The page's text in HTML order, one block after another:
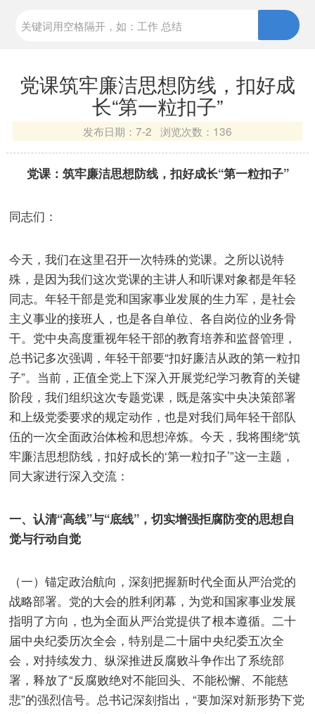
党课筑牢廉洁思想防线，扣好成
长“第一粒扣子”
发布日期： 7-2 浏览次数： 136
党课：筑牢廉洁思想防线，扣好成长“第一粒扣子”
同志们：
今天，我们在这里召开一次特殊的党课。之所以说特
殊，是因为我们这次党课的主讲人和听课对象都是年轻
同志。年轻干部是党和国家事业发展的生力军，是社会
主义事业的接班人，也是各自单位、各自岗位的业务骨
干。党中央高度重视年轻干部的教育培养和监督管理，
总书记多次强调，年轻干部要“扣好廉洁从政的第一粒扣
子”。当前，正值全党上下深入开展党纪学习教育的关键
阶段，我们组织这次专题党课，既是落实中央决策部署
和上级党委要求的规定动作，也是对我们局年轻干部队
伍的一次全面政治体检和思想淬炼。今天，我将围绕“筑
牢廉洁思想防线，扣好成长的‘第一粒扣子’”这一主题，
同大家进行深入交流：
一、认清“高线”与“底线”，切实增强拒腐防变的思想自
觉与行动自觉
（一）锚定政治航向，深刻把握新时代全面从严治党的
战略部署。党的大会的胜利闭幕，为党和国家事业发展
指明了方向，也为全面从严治党提供了根本遵循。二十
届中央纪委历次全会，特别是二十届中央纪委五次全
会，对持续发力、纵深推进反腐败斗争作出了系统部
署，释放了“反腐败绝对不能回头、不能松懈、不能慈
悲”的强烈信号。总书记深刻指出，“要加深对新形势下党